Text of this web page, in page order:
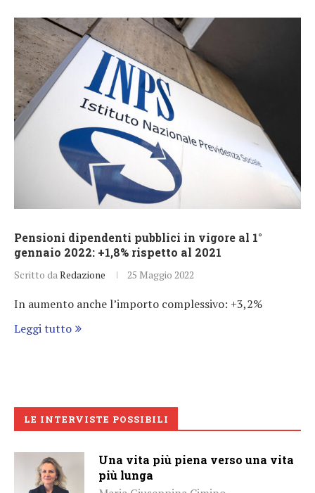
Pensioni dipendenti pubblici in vigore al 1°
gennaio 2022: +1,8% rispetto al 2021
Scritto da Redazione 25 Maggio 2022
In aumento anche l’importo complessivo: +3,2%
Leggi tutto
LE INTERVISTE POSSIBILI
Una vita più piena verso una vita
più lunga